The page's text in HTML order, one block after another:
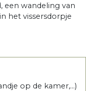
een wandeling van
het vissersdorpje
op de kamer,...)